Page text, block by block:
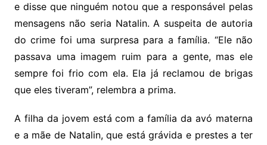
e disse que ninguém notou que a responsável pelas
mensagens não seria Natalin. A suspeita de autoria
do crime foi uma surpresa para a família. “Ele não
passava uma imagem ruim para a gente, mas ele
sempre foi frio com ela. Ela já reclamou de brigas
que eles tiveram”, relembra a prima.
A filha da jovem está com a família da avó materna
e a mãe de Natalin, que está grávida e prestes a ter